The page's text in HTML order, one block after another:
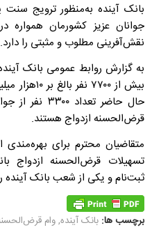
بانک آینده به‌منظور ترویج سنت
جوانان عزیز کشورمان همواره
نقش‌آفرینی مطلوب و مثبتی را دارد.
به گزارش روابط‌ عمومی بانک
بیش از ۷۷۰۰
حال حاضر
قرض‌الحسنه ازدواج هستند.
متقاضیان محترم برای بهره‌مندی
تسهیلات قرض‌الحسنه ازدواج
ثبت‌نام و یکی از شعب بانک آینده
برچسب ها: بانک آینده,وام